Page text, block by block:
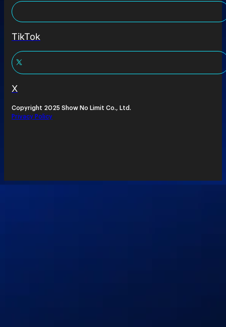
TikTok
X
Copyright 2025 Show No Limit Co., Ltd.
Privacy Policy